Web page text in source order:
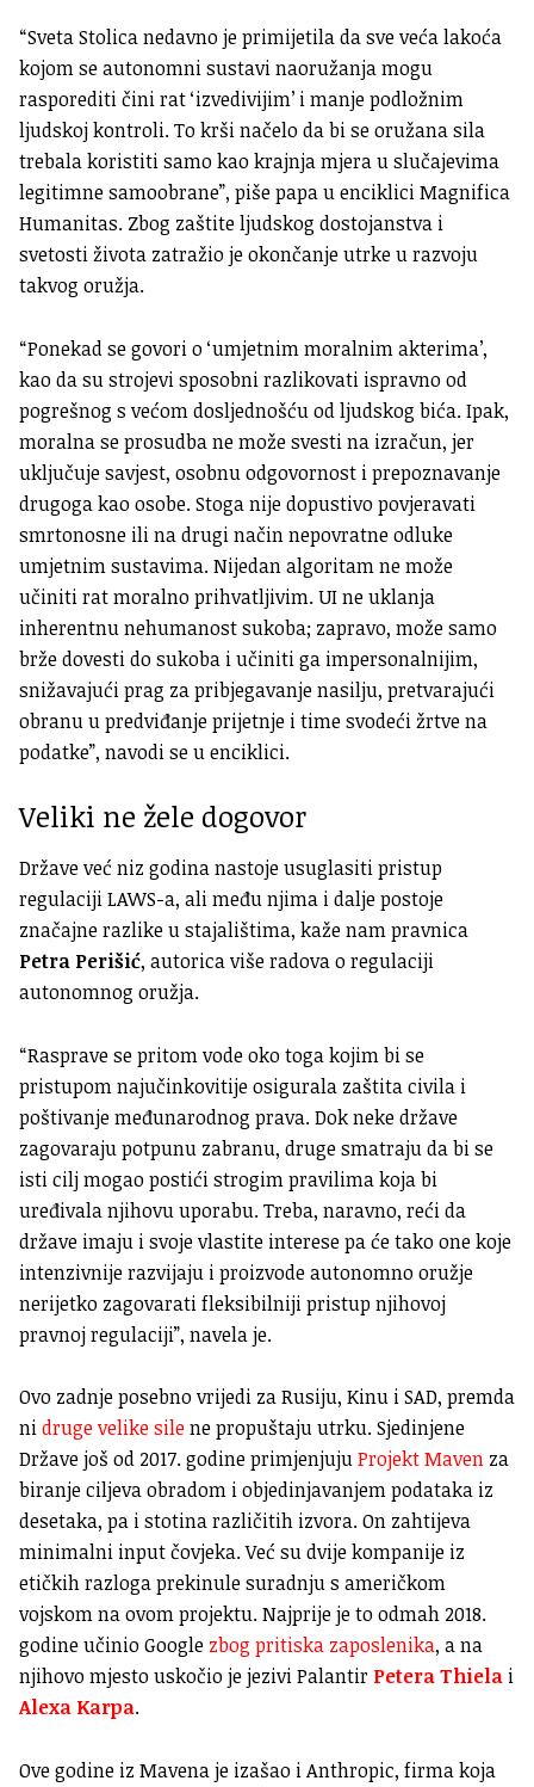
“Sveta Stolica nedavno je primijetila da sve veća lakoća
kojom se autonomni sustavi naoružanja mogu
rasporediti čini rat ‘izvedivijim’ i manje podložnim
ljudskoj kontroli. To krši načelo da bi se oružana sila
trebala koristiti samo kao krajnja mjera u slučajevima
legitimne samoobrane”, piše papa u enciklici Magnifica
Humanitas. Zbog zaštite ljudskog dostojanstva i
svetosti života zatražio je okončanje utrke u razvoju
takvog oružja.
“Ponekad se govori o ‘umjetnim moralnim akterima’,
kao da su strojevi sposobni razlikovati ispravno od
pogrešnog s većom dosljednošću od ljudskog bića. Ipak,
moralna se prosudba ne može svesti na izračun, jer
uključuje savjest, osobnu odgovornost i prepoznavanje
drugoga kao osobe. Stoga nije dopustivo povjeravati
smrtonosne ili na drugi način nepovratne odluke
umjetnim sustavima. Nijedan algoritam ne može
učiniti rat moralno prihvatljivim. UI ne uklanja
inherentnu nehumanost sukoba; zapravo, može samo
brže dovesti do sukoba i učiniti ga impersonalnijim,
snižavajući prag za pribjegavanje nasilju, pretvarajući
obranu u predviđanje prijetnje i time svodeći žrtve na
podatke”, navodi se u enciklici.
Veliki ne žele dogovor
Države već niz godina nastoje usuglasiti pristup
regulaciji LAWS-a, ali među njima i dalje postoje
značajne razlike u stajalištima, kaže nam pravnica
Petra Perišić, autorica više radova o regulaciji
autonomnog oružja.
“Rasprave se pritom vode oko toga kojim bi se
pristupom najučinkovitije osigurala zaštita civila i
poštivanje međunarodnog prava. Dok neke države
zagovaraju potpunu zabranu, druge smatraju da bi se
isti cilj mogao postići strogim pravilima koja bi
uređivala njihovu uporabu. Treba, naravno, reći da
države imaju i svoje vlastite interese pa će tako one koje
intenzivnije razvijaju i proizvode autonomno oružje
nerijetko zagovarati fleksibilniji pristup njihovoj
pravnoj regulaciji”, navela je.
Ovo zadnje posebno vrijedi za Rusiju, Kinu i SAD, premda
nidruge velike silene propuštaju utrku. Sjedinjene
Države još od 2017. godine primjenjujuProjekt Maven za
biranje ciljeva obradom i objedinjavanjem podataka iz
desetaka, pa i stotina različitih izvora. On zahtijeva
minimalni input čovjeka. Već su dvije kompanije iz
etičkih razloga prekinule suradnju s američkom
vojskom na ovom projektu. Najprije je to odmah 2018.
godine učinio Google zbog pritiska zaposlenika, a na
njihovo mjesto uskočio je jezivi Palantir Petera Thiela i
Alexa Karpa.
Ove godine iz Mavena je izašao i Anthropic, firma koja